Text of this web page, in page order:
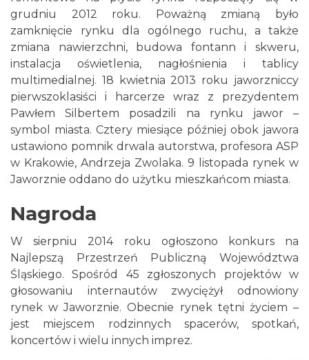
grudniu 2012 roku. Poważną zmianą było
zamknięcie rynku dla ogólnego ruchu, a także
zmiana nawierzchni, budowa fontann i skweru,
instalacja oświetlenia, nagłośnienia i tablicy
multimedialnej. 18 kwietnia 2013 roku jaworzniccy
pierwszoklasiści i harcerze wraz z prezydentem
Pawłem Silbertem posadzili na rynku jawor –
symbol miasta. Cztery miesiące później obok jawora
ustawiono pomnik drwala autorstwa, profesora ASP
w Krakowie, Andrzeja Zwolaka. 9 listopada rynek w
Jaworznie oddano do użytku mieszkańcom miasta.
Nagroda
W sierpniu 2014 roku ogłoszono konkurs na
Najlepszą Przestrzeń Publiczną Województwa
Śląskiego. Spośród 45 zgłoszonych projektów w
głosowaniu internautów zwyciężył odnowiony
rynek w Jaworznie. Obecnie rynek tętni życiem –
jest miejscem rodzinnych spacerów, spotkań,
koncertów i wielu innych imprez.